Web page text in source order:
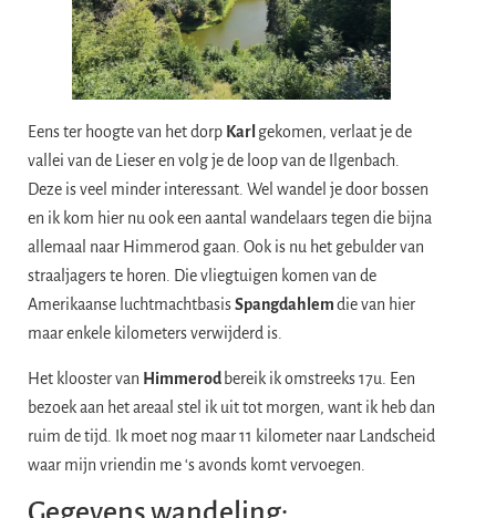
Eens ter hoogte van het dorp Karl gekomen, verlaat je de
vallei van de Lieser en volg je de loop van de Ilgenbach.
Deze is veel minder interessant. Wel wandel je door bossen
en ik kom hier nu ook een aantal wandelaars tegen die bijna
allemaal naar Himmerod gaan. Ook is nu het gebulder van
straaljagers te horen. Die vliegtuigen komen van de
Amerikaanse luchtmachtbasisSpangdahlemdie van hier
maar enkele kilometers verwijderd is.
Het klooster van Himmerod bereik ik omstreeks 17u. Een
bezoek aan het areaal stel ik uit tot morgen, want ik heb dan
ruim de tijd. Ik moet nog maar 11 kilometer naar Landscheid
waar mijn vriendin me ‘s avonds komt vervoegen.